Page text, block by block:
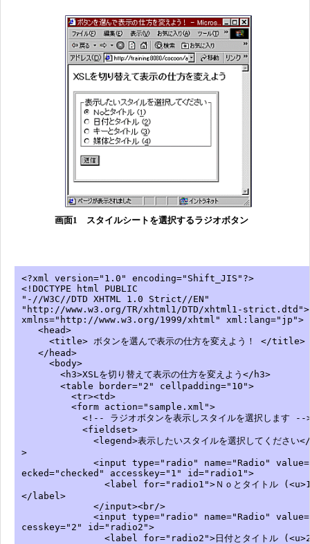
画面1 スタイルシートを選択するラジオボタン
<?xml version="1.0" encoding="Shift_JIS"?>
<!DOCTYPE html PUBLIC
"-//W3C//DTD XHTML 1.0 Strict//EN"
"http://www.w3.org/TR/xhtml1/DTD/xhtml1-
xmlns="http://www.w3.org/1999/xhtml" xml:lang="jp">
<head>
<title> ボタンを選んで表示の仕方を変えよう！ </title>
</head>
<body>
<h3>XSLを切り替えて表示の仕方を変えよう</h3>
<table border="2" cellpadding="10">
<tr><td>
<form action="sample.xml">
<!-- ラジオボタンを表示しスタイルを選択します --
<fieldset>
<legend>表示したいスタイルを選択してください</
>
<input type="radio" name="Radio"
ecked="checked" accesskey="1" id="radio1">
<label for="radio1">Ｎｏとタイトル
</label>
</input><br/>
<input type="radio" name="Radio"
cesskey="2" id="radio2">
<label for="radio2">日付とタイトル